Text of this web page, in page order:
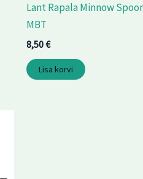
Lant Rapala Minnow
MBT
8,50€
Lisa korvi